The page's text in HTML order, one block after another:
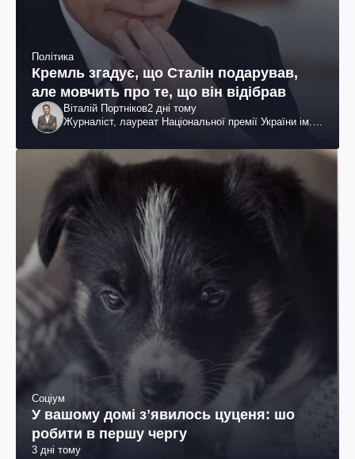
Політика
Кремль згадує, що Сталін подарував,
але мовчить про те, що він відібрав
Віталій Портніков2 дні тому
Журналіст, лауреат Національної премії України ім.
Соціум
У вашому домі зʼявилось цуценя: шо
робити в першу чергу
3 дні тому